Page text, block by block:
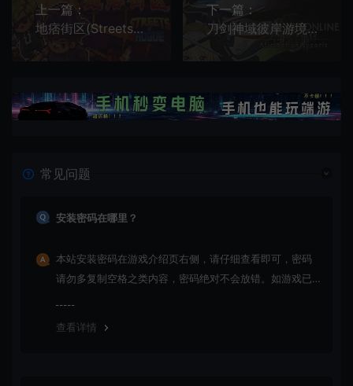
上一篇：
地痞街区(Streets of Rogue)像素地下城肉鸽动作RPG游戏|下载
下一篇：
刀剑神域彼岸游境/开放世界动作RPG游戏 Sword Art Online Alicization Lycoris Trainer 下载
常见问题
安装密码在哪里？
本站安装密码在游戏介绍页右侧，请仔细查看即可，密码
请勿多复制空格之类内容，密码绝对不会放错。如游戏已
查看详情